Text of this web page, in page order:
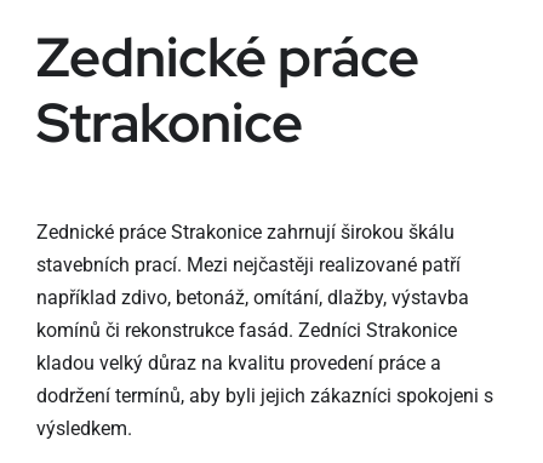
Zednické práce
Strakonice
Zednické práce Strakonice zahrnují širokou škálu
stavebních prací. Mezi nejčastěji realizované patří
například zdivo, betonáž, omítání, dlažby, výstavba
komínů či rekonstrukce fasád. Zedníci Strakonice
kladou velký důraz na kvalitu provedení práce a
dodržení termínů, aby byli jejich zákazníci spokojeni s
výsledkem.